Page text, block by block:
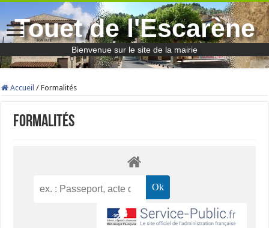
Touet de l'Escarène
Bienvenue sur le site de la mairie
Accueil / Formalités
Formalités